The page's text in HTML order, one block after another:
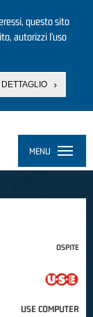
questo sito
autorizzi l’uso
MENU
OSPITE
USE COMPUTER